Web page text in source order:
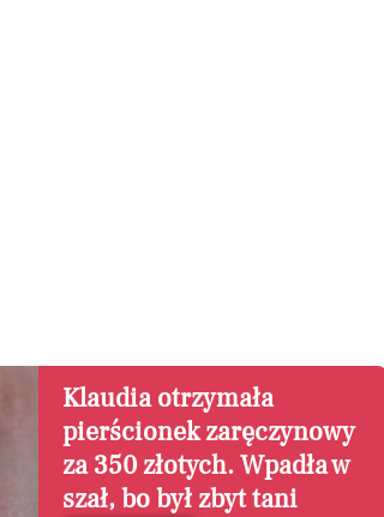
Klaudia otrzymała
pierścionek zaręczynowy
za 350 złotych. Wpadła w
szał, bo był zbyt tani